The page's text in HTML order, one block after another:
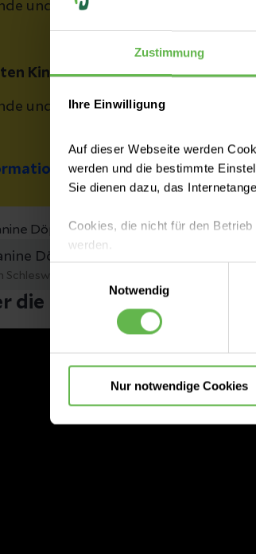
Zustimmung
Ihre Einwilligung
Auf dieser Webseite werden
werden und die bestimmte
Sie dienen dazu, das
Cookies, die nicht für den
werden.
Es steht Ihnen frei, unsere Seite
nicht notwendigen Cookies zu
einzuwilligen. Ihre
Notwendig
Nur notwendige Cookies
und Feiertage: 9:00 - 13:00 Uhr &
Kinderärztliche KV-
und Feiertage: 14:00 - 17:00 Uhr
Döpker und leitender Oberarzt
Schleswig
die Kulissen